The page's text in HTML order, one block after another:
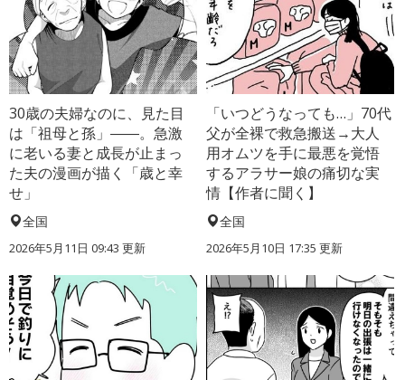
30歳の夫婦なのに、見た目
は「祖母と孫」――。急激
に老いる妻と成長が止まっ
た夫の漫画が描く「歳と幸
せ」
全国
2026年5月11日 09:43 更新
「いつどうなっても…」70代
父が全裸で救急搬送→大人
用オムツを手に最悪を覚悟
するアラサー娘の痛切な実
情【作者に聞く】
全国
2026年5月10日 17:35 更新